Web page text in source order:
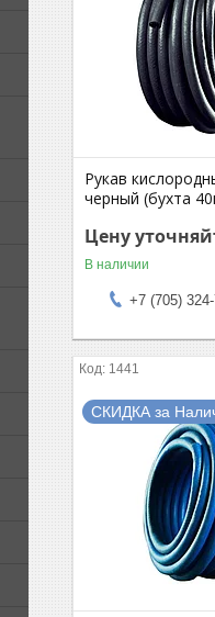
Рукав
черный (бухта
Цену
В наличии
+7 (705)
1441
СКИДКА за